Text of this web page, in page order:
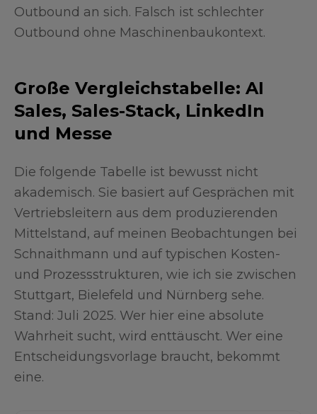
Outbound an sich. Falsch ist schlechter
Outbound ohne Maschinenbaukontext.
Große Vergleichstabelle: AI
Sales, Sales-Stack, LinkedIn
und Messe
Die folgende Tabelle ist bewusst nicht
akademisch. Sie basiert auf Gesprächen mit
Vertriebsleitern aus dem produzierenden
Mittelstand, auf meinen Beobachtungen bei
Schnaithmann und auf typischen Kosten-
und Prozessstrukturen, wie ich sie zwischen
Stuttgart, Bielefeld und Nürnberg sehe.
Stand: Juli 2025. Wer hier eine absolute
Wahrheit sucht, wird enttäuscht. Wer eine
Entscheidungsvorlage braucht, bekommt
eine.